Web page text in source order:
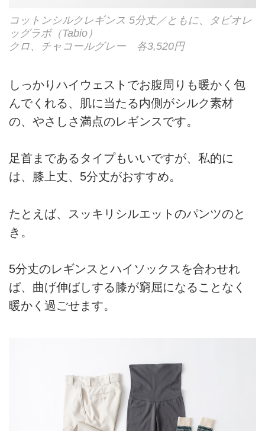
コットンシルクレギンス 5分丈／ともに、タビオレ
ッグラボ（Tabio）
クロ、チャコールグレー 各3,520円
しっかりハイウェストでお腹周りも暖かく包
んでくれる、肌に当たる内側がシルク素材
の、やさしさ満点のレギンスです。
足首まであるタイプもいいですが、私的に
は、膝上丈、5分丈がおすすめ。
たとえば、スッキリシルエットのパンツのと
き。
5分丈のレギンスとハイソックスを合わせれ
ば、曲げ伸ばしする膝が窮屈になることなく
暖かく過ごせます。